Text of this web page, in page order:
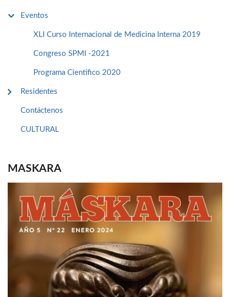
Eventos
XLI Curso Internacional de Medicina Interna 2019
Congreso SPMI -2021
Programa Cientifico 2020
Residentes
Contáctenos
CULTURAL
MASKARA